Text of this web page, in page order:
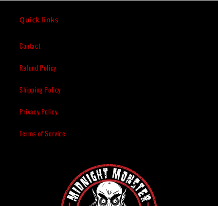
Quick links
Contact
Refund Policy
Shipping Policy
Privacy Policy
Terms of Service